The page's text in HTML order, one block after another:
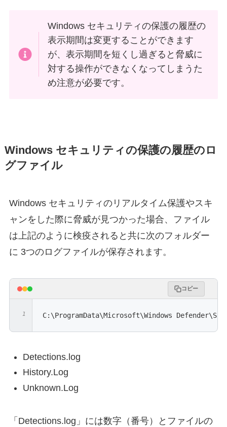
Windows セキュリティの保護の履歴の
表示期間は変更することができます
が、表示期間を短くし過ぎると脅威に
対する操作ができなくなってしまうた
め注意が必要です。
Windows セキュリティの保護の履歴のロ
グファイル
Windows セキュリティのリアルタイム保護やスキ
ャンをした際に脅威が見つかった場合、ファイル
は上記のように検疫されると共に次のフォルダー
に 3つのログファイルが保存されます。
コピー
C:\ProgramData\Microsoft\Windows
Detections.log
History.Log
Unknown.Log
「Detections.log」には数字（番号）とファイルの